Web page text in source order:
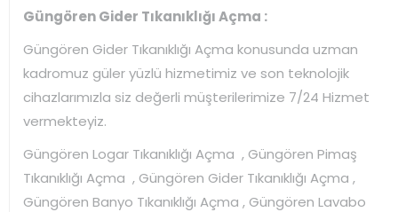
Güngören Gider Tıkanıklığı Açma :
Güngören Gider Tıkanıklığı Açma konusunda uzman
kadromuz güler yüzlü hizmetimiz ve son teknolojik
cihazlarımızla siz değerli müşterilerimize 7/24 Hizmet
vermekteyiz.
Güngören Logar Tıkanıklığı Açma , Güngören Pimaş
Tıkanıklığı Açma , Güngören Gider Tıkanıklığı Açma ,
Güngören Banyo Tıkanıklığı Açma , Güngören Lavabo